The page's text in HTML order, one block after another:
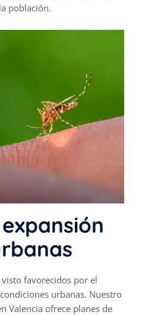
población.
favorecidos por el
urbanas. Nuestro
Valencia ofrece planes de